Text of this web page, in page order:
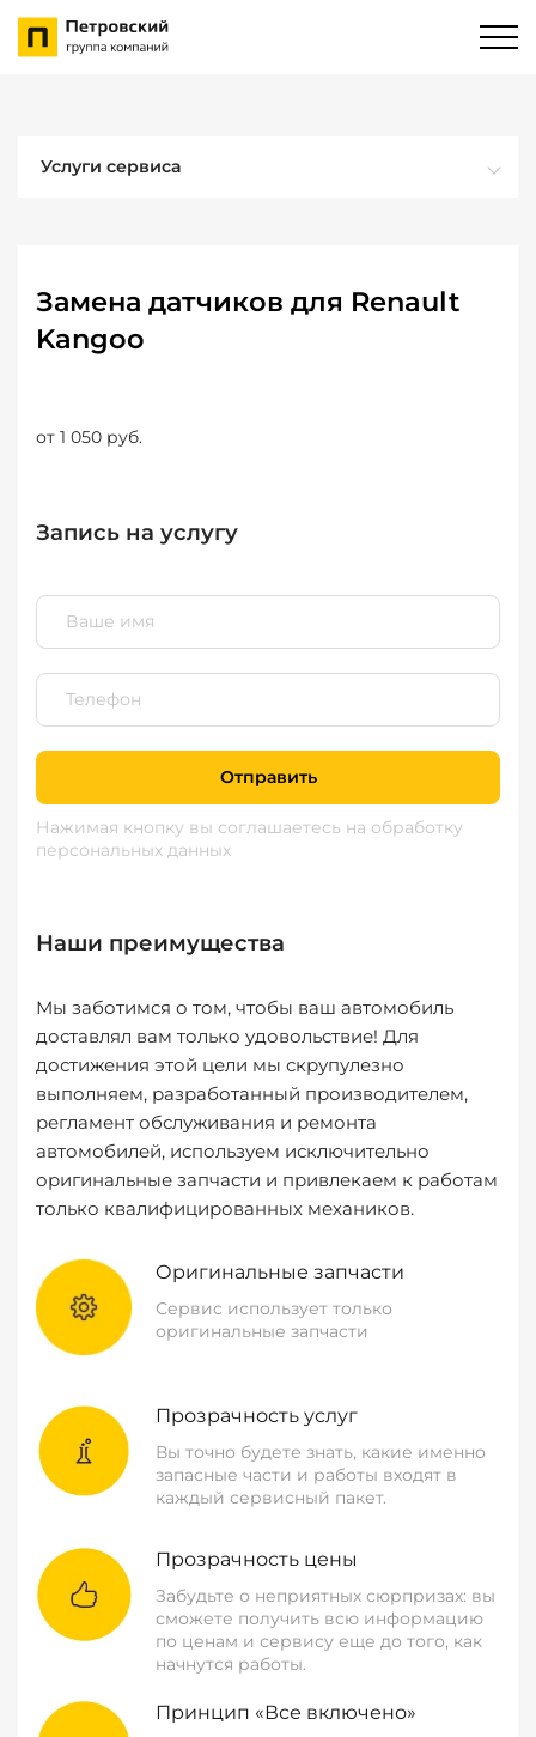
Услуги сервиса
Замена датчиков для Renault
Kangoo
от 1 050 руб.
Запись на услугу
Отправить
Нажимая кнопку вы соглашаетесь на обработку
персональных данных
Наши преимущества
Мы заботимся о том, чтобы ваш автомобиль
доставлял вам только удовольствие! Для
достижения этой цели мы скрупулезно
выполняем, разработанный производителем,
регламент обслуживания и ремонта
автомобилей, используем исключительно
оригинальные запчасти и привлекаем к работам
только квалифицированных механиков.
Оригинальные запчасти
Сервис использует только
оригинальные запчасти
Прозрачность услуг
Вы точно будете знать, какие именно
запасные части и работы входят в
каждый сервисный пакет.
Прозрачность цены
Забудьте о неприятных сюрпризах: вы
сможете получить всю информацию
по ценам и сервису еще до того, как
начнутся работы.
Принцип «Все включено»